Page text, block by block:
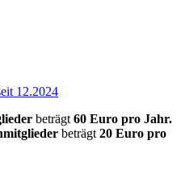
12.2024
beträgt 60 Euro pro Jahr.
beträgt 20 Euro pro